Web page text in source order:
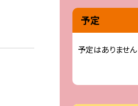
予定
予定はありません